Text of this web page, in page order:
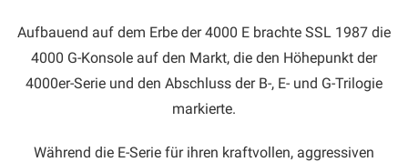
Aufbauend auf dem Erbe der 4000 E brachte SSL 1987 die
4000 G-Konsole auf den Markt, die den Höhepunkt der
4000er-Serie und den Abschluss der B-, E- und G-Trilogie
markierte.
Während die E-Serie für ihren kraftvollen, aggressiven